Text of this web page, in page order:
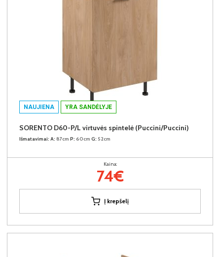
NAUJIENA YRA SANDĖLYJE
SORENTO D60-P/L virtuvės spintelė (Puccini/Puccini)
Išmatavimai: A: 87cm P: 60cm G: 52cm
Kaina:
74€
Į krepšelį